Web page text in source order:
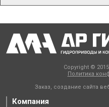
Copyright ©
Политика
Заказ, создание сайта
Компания